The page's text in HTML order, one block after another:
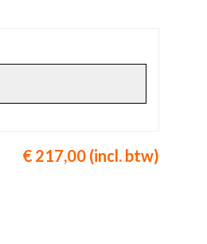
€ 217,00 (incl. btw)